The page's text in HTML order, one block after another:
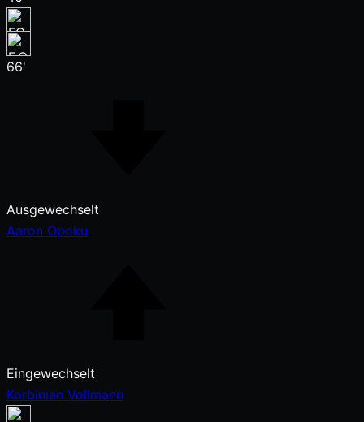
66'
Ausgewechselt
Aaron Opoku
Eingewechselt
Korbinian Vollmann